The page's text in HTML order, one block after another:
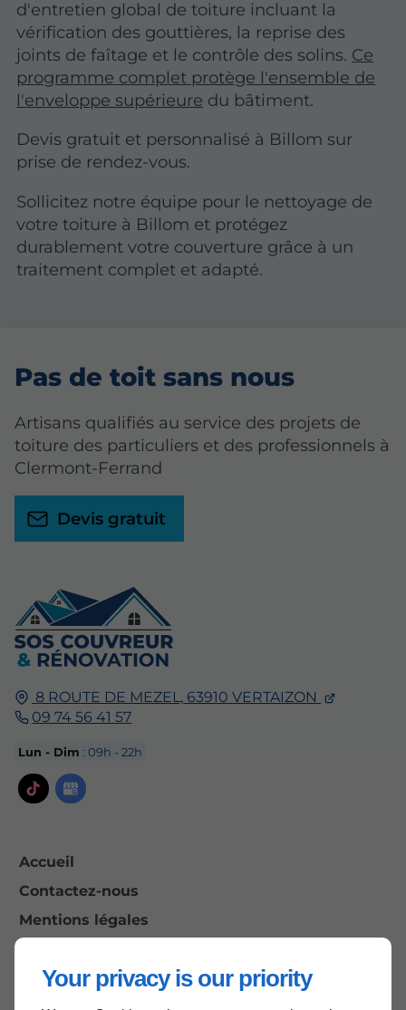
Your privacy is our priority
d'entretien global de toiture incluant la
vérification des gouttières, la reprise des
joints de faîtage et le contrôle des solins. Ce
programme complet protège l'ensemble de
l'enveloppe supérieure du bâtiment.
Devis gratuit et personnalisé à Billom sur
prise de rendez-vous.
Sollicitez notre équipe pour le nettoyage de
votre toiture à Billom et protégez
durablement votre couverture grâce à un
traitement complet et adapté.
8 ROUTE DE MEZEL, 63910 VERTAIZON
09 74 56 41 57
Lun - Dim : 09h - 22h
Accueil
Contactez-nous
Mentions légales
Pas de toit sans nous
Artisans qualifiés au service des projets de
toiture des particuliers et des professionnels à
Clermont-Ferrand
Devis gratuit